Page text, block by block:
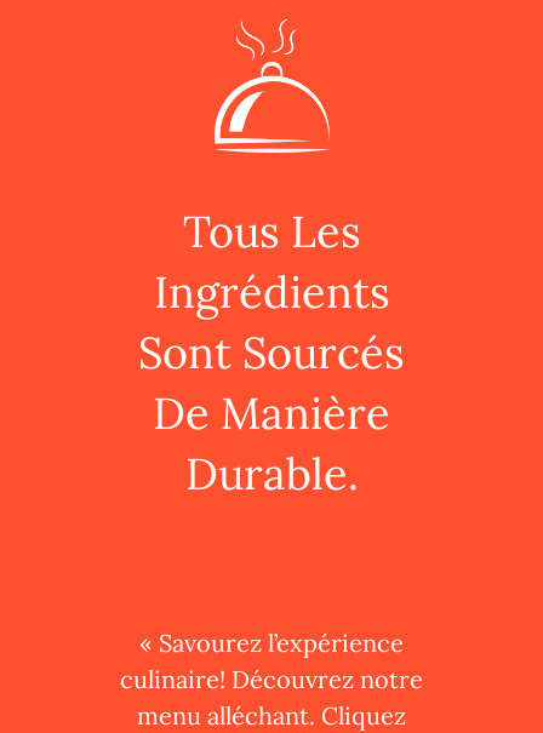
Tous Les
Ingrédients
Sont Sourcés
De Manière
Durable.
« Savourez l’expérience
culinaire! Découvrez notre
menu alléchant. Cliquez